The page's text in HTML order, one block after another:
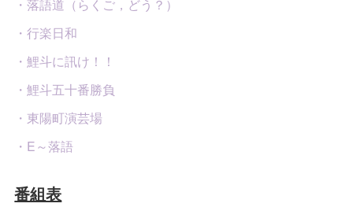
・落語道（らくご，どう？）
・行楽日和
・鯉斗に訊け！！
・鯉斗五十番勝負
・東陽町演芸場
・E～落語
番組表